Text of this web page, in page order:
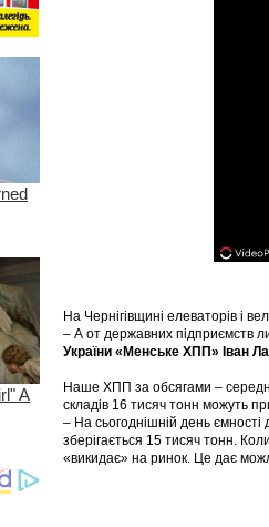
На Чернігівщині елеваторів і
– А от державних підприємств
України «Менське ХПП» Іван
Наше ХПП за обсягами –
складів 16 тисяч тонн можуть
– На сьогоднішній день ємності
зберігається 15 тисяч тонн.
«викидає» на ринок. Це дає